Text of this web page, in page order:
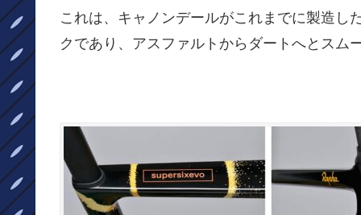
これは、キャノンデールがこれまでに製造し
クであり、アスファルトからダートへとスム